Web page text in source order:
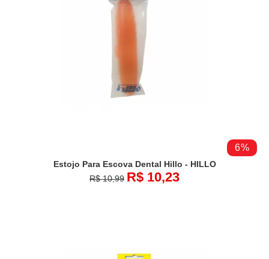
6%
Estojo Para Escova Dental Hillo - HILLO
R$ 10,99 R$ 10,23